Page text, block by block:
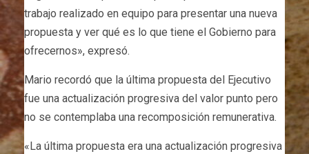
trabajo realizado en equipo para presentar una nueva
propuesta y ver qué es lo que tiene el Gobierno para
ofrecernos», expresó.
Mario recordó que la última propuesta del Ejecutivo
fue una actualización progresiva del valor punto pero
no se contemplaba una recomposición remunerativa.
«La última propuesta era una actualización progresiva